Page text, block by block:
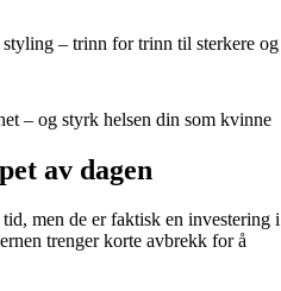
– trinn for trinn til sterkere og
– og styrk helsen din som kvinne
av dagen
men de er faktisk en investering i
trenger korte avbrekk for å